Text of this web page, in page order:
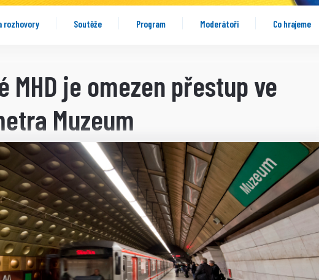
rozhovory Soutěže Program Moderátoři Co hrajeme
MHD je omezen přestup ve
Muzeum